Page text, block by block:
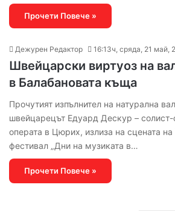
Прочети Повече »
Дежурен Редактор 16:13ч, сряда, 21 май,
Швейцарски виртуоз на
в Балабановата къща
Прочутият изпълнител на натурална
швейцарецът Едуард Дескур – солист-
операта в Цюрих, излиза на сцената
фестивал „Дни на музиката в…
Прочети Повече »